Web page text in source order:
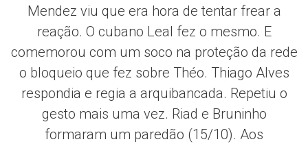
Mendez viu que era hora de tentar frear a
reação. O cubano Leal fez o mesmo. E
comemorou com um soco na proteção da rede
o bloqueio que fez sobre Théo. Thiago Alves
respondia e regia a arquibancada. Repetiu o
gesto mais uma vez. Riad e Bruninho
formaram um paredão (15/10). Aos